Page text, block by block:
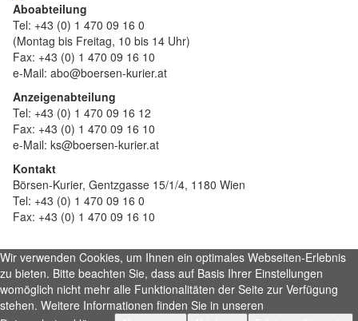
Aboabteilung
Tel: +43 (0) 1 470 09 16 0
(Montag bis Freitag, 10 bis 14 Uhr)
Fax: +43 (0) 1 470 09 16 10
e-Mail: abo@boersen-kurier.at
Anzeigenabteilung
Tel: +43 (0) 1 470 09 16 12
Fax: +43 (0) 1 470 09 16 10
e-Mail: ks@boersen-kurier.at
Kontakt
Börsen-Kurier, Gentzgasse 15/1/4, 1180 Wien
Tel: +43 (0) 1 470 09 16 0
Fax: +43 (0) 1 470 09 16 10
Wir verwenden Cookies, um Ihnen ein optimales Webseiten-Erlebnis
zu bieten. Bitte beachten Sie, dass auf Basis Ihrer Einstellungen
womöglich nicht mehr alle Funktionalitäten der Seite zur Verfügung
stehen. Weitere Informationen finden Sie in unseren